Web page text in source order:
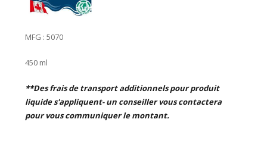
MFG : 5070
450 ml
**Des frais de transport additionnels pour produit
liquide s'appliquent- un conseiller vous contactera
pour vous communiquer le montant.